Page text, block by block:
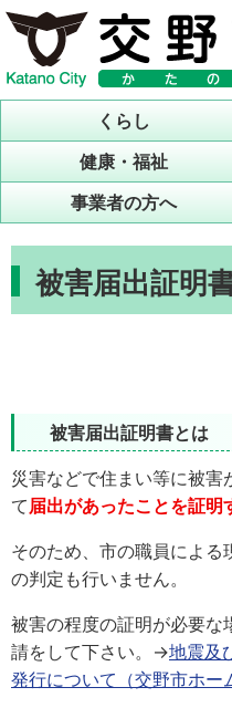
くらし
健康・福祉
事業者の方へ
被害届出証明
被害届出証明書とは
災害などで住まい等に被害
て届出があったことを証明
そのため、市の職員によ
の判定も行いません。
被害の程度の証明が必要な
請をして下さい。→地震及
発行について（交野市ホー